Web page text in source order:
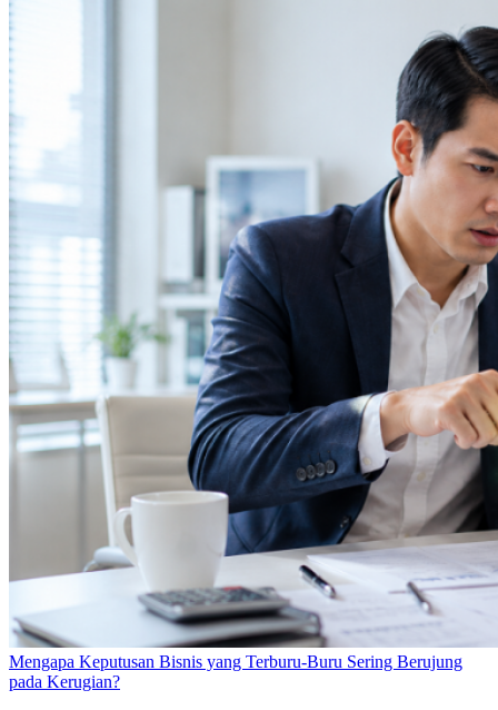
Mengapa Keputusan Bisnis yang Terburu-Buru Sering Berujung
pada Kerugian?